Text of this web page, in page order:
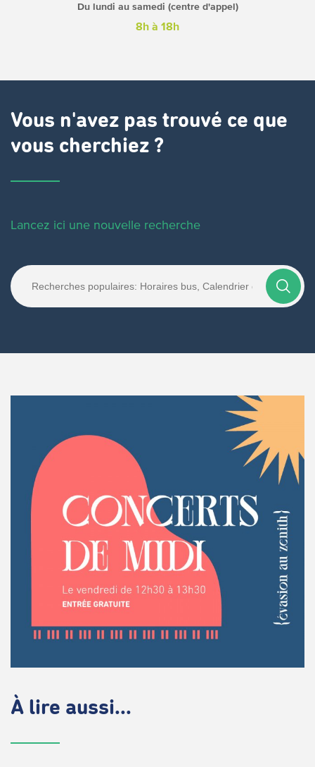
Du lundi au samedi (centre d'appel)
8h à 18h
Vous n'avez pas trouvé ce que
vous cherchiez ?
Lancez ici une nouvelle recherche
À lire aussi...